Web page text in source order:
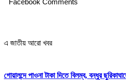
এ জাতীয় আরো খবর
গোয়ালন্দে পাওনা টাকা দিতে বিলম্ব, বন্ধুর